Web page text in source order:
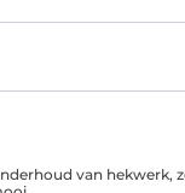
van hekwerk,